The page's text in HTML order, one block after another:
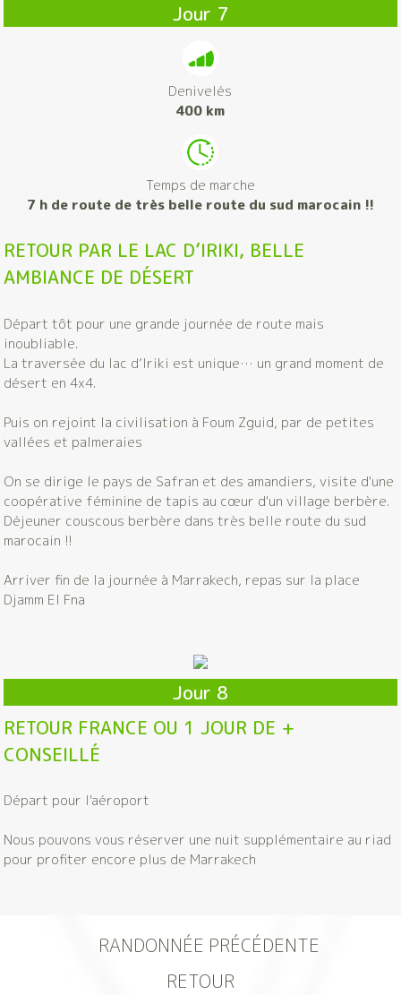
Jour 7
Denivelés
400 km
Temps de marche
7 h de route de très belle route du sud marocain !!
RETOUR PAR LE LAC D’IRIKI, BELLE
AMBIANCE DE DÉSERT
Départ tôt pour une grande journée de route mais
inoubliable.
La traversée du lac d’Iriki est unique… un grand moment de
désert en 4x4.
Puis on rejoint la civilisation à Foum Zguid, par de petites
vallées et palmeraies
On se dirige le pays de Safran et des amandiers, visite d'une
coopérative féminine de tapis au cœur d'un village berbère.
Déjeuner couscous berbère dans très belle route du sud
marocain !!
Arriver fin de la journée à Marrakech, repas sur la place
Djamm El Fna
Jour 8
RETOUR FRANCE OU 1 JOUR DE +
CONSEILLÉ
Départ pour l'aéroport
Nous pouvons vous réserver une nuit supplémentaire au riad
pour profiter encore plus de Marrakech
RANDONNÉE PRÉCÉDENTE
RETOUR